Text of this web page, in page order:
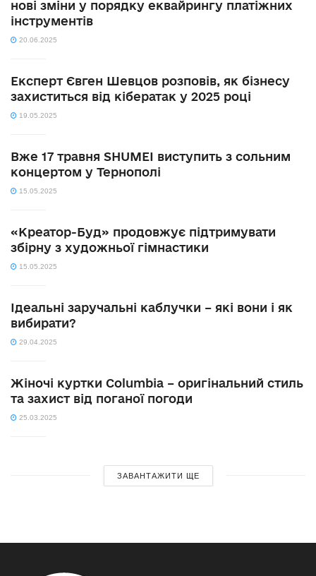
нові зміни у порядку еквайрингу платіжних
інструментів
20.06.2025
Експерт Євген Шевцов розповів, як бізнесу
захиститься від кібератак у 2025 році
19.05.2025
Вже 17 травня SHUMEI виступить з сольним
концертом у Тернополі
15.05.2025
«Креатор-Буд» продовжує підтримувати
збірну з художньої гімнастики
15.05.2025
Ідеальні заручальні каблучки – які вони і як
вибирати?
29.04.2025
Жіночі куртки Columbia – оригінальний стиль
та захист від поганої погоди
25.03.2025
ЗАВАНТАЖИТИ ЩЕ